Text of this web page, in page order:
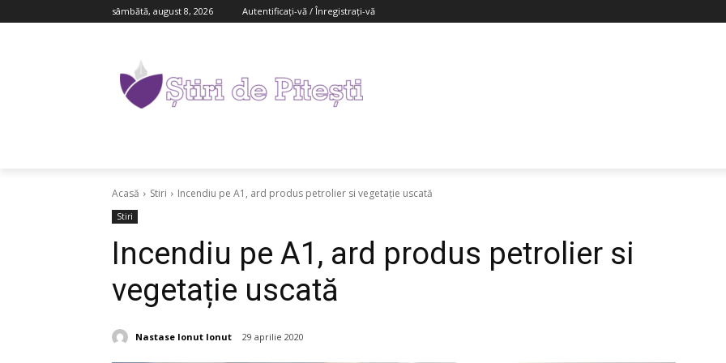
sâmbătă, august 8, 2026 Autentificați-vă / Înregistrați-vă
Acasă Stiri Incendiu pe A1, ard produs petrolier si vegetație uscată
Stiri
Incendiu pe A1, ard produs petrolier si
vegetație uscată
Nastase Ionut Ionut 29 aprilie 2020